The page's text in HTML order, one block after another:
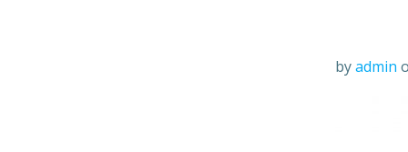
byadmin